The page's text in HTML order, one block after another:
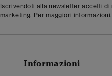
Iscrivendoti alla newsletter accetti
marketing. Per maggiori
Informazioni